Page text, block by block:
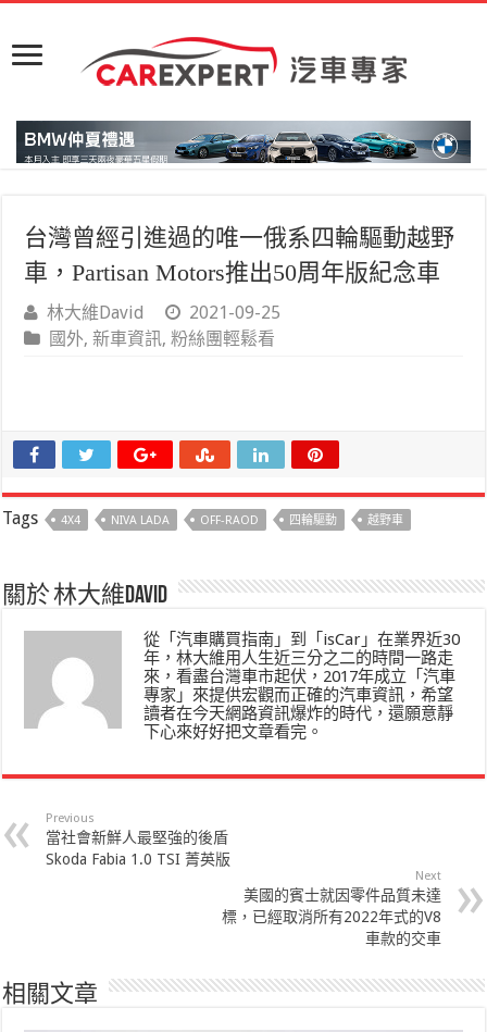
台灣曾經引進過的唯一俄系四輪驅動越野
車，Partisan Motors推出50周年版紀念車
林大維David
2021-09-25
國外,新車資訊,粉絲團輕鬆看
Tags 4X4 NIVA LADA OFF-RAOD 四輪驅動 越野車
關於 林大維David
從「汽車購買指南」到「isCar」在業界近30
年，林大維用人生近三分之二的時間一路走
來，看盡台灣車市起伏，2017年成立「汽車
專家」來提供宏觀而正確的汽車資訊，希望
讀者在今天網路資訊爆炸的時代，還願意靜
下心來好好把文章看完。
Previous
當社會新鮮人最堅強的後盾
Skoda Fabia 1.0 TSI 菁英版
Next
美國的賓士就因零件品質未達
標，已經取消所有2022年式的V8
車款的交車
相關文章